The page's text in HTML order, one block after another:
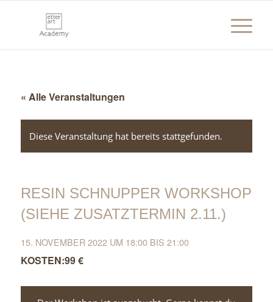
« Alle Veranstaltungen
Diese Veranstaltung hat bereits stattgefunden.
RESIN SCHNUPPER WORKSHOP
(SIEHE ZUSATZTERMIN 2.11.)
15. NOVEMBER 2022 UM 18:00BIS 21:00
99 €